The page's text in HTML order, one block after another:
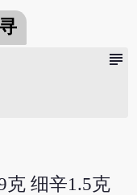
subject
克 细辛1.5克